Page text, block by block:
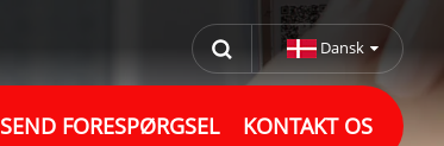
Dansk
SEND FORESPØRGSEL KONTAKT OS